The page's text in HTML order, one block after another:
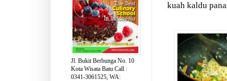
kuah kaldu
Jl. Bukit Berbunga No. 10
Kota Wisata Batu Call :
0341-3061525, WA: